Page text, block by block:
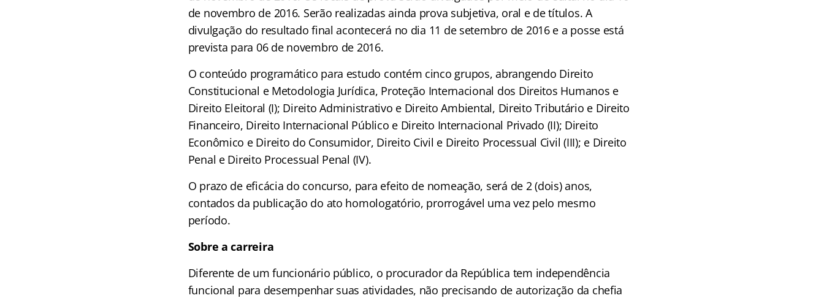
de novembro de 2016. Serão realizadas ainda prova subjetiva, oral e de títulos. A
divulgação do resultado final acontecerá no dia 11 de setembro de 2016 e a posse está
prevista para 06 de novembro de 2016.
O conteúdo programático para estudo contém cinco grupos, abrangendo Direito
Constitucional e Metodologia Jurídica, Proteção Internacional dos Direitos Humanos e
Direito Eleitoral (I); Direito Administrativo e Direito Ambiental, Direito Tributário e Direito
Financeiro, Direito Internacional Público e Direito Internacional Privado (II); Direito
Econômico e Direito do Consumidor, Direito Civil e Direito Processual Civil (III); e Direito
Penal e Direito Processual Penal (IV).
O prazo de eficácia do concurso, para efeito de nomeação, será de 2 (dois) anos,
contados da publicação do ato homologatório, prorrogável uma vez pelo mesmo
período.
Sobre a carreira
Diferente de um funcionário público, o procurador da República tem independência
funcional para desempenhar suas atividades, não precisando de autorização da chefia